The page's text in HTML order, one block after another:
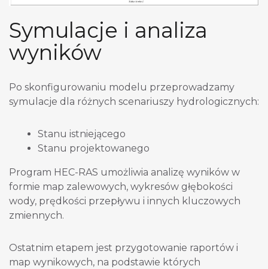
Symulacje i analiza
wyników
Po skonfigurowaniu modelu przeprowadzamy
symulacje dla różnych scenariuszy hydrologicznych:
Stanu istniejącego
Stanu projektowanego
Program HEC-RAS umożliwia analizę wyników w
formie map zalewowych, wykresów głębokości
wody, prędkości przepływu i innych kluczowych
zmiennych.
Ostatnim etapem jest przygotowanie raportów i
map wynikowych, na podstawie których